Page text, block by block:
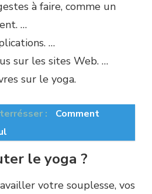
à faire, comme un
…
…
sur les sites Web. …
sur le yoga.
:
Comment
le yoga ?
votre souplesse, vos